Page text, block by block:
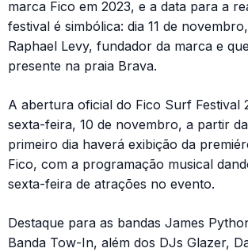
marca Fico em 2023, e a data para a
festival é simbólica: dia 11 de
Raphael Levy, fundador da marca e
presente na praia Brava.
A abertura oficial do Fico Surf Festival
sexta-feira, 10 de novembro, a partir
primeiro dia haverá exibição da
Fico, com a programação musical
sexta-feira de atrações no evento.
Destaque para as bandas James
Banda Tow-In, além dos DJs Glazer,